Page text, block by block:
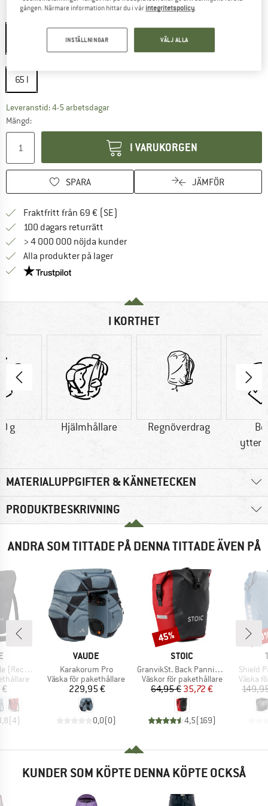
Färg: Black / Carmine
65 l
Leveranstid: 4-5 arbetsdagarLänken öppnas i en inforuta och innehåller
Mängd:
I VARUKORGEN
SPARA JÄMFÖR
Fraktfritt från 69 € (SE)
100 dagars returrätt
> 4 000 000 nöjda kunder
Alla produkter på lager
Trust Pilot-garanti - hitta all information här!
I KORTHET
g Hjälmhållare Regnöverdrag
MATERIALUPPGIFTER & KÄNNETECKEN
PRODUKTBESKRIVNING
ANDRA SOM TITTADE PÅ DENNA TITTADE ÄVEN PÅ
(4)
VARUMÄRKE
VAUDE
Produkter
Karakorum Pro
Produktgrupp
Väska för pakethållare
Pris
229,95 €
0,0(0)
VARUMÄRKE
STOIC
Produkter
GranvikSt. Back Pannier 22
Produktgrupp
Väskor för pakethållare
Pris
64,95 €Reducerat pris
35,72 €
4,5( 169)
Rabatt
45%
Shield
Väska
KUNDER SOM KÖPTE DENNA KÖPTE OCKSÅ
gången. Närmare information hittar du i vår integritetspolicy.
INSTÄLLNINGAR VÄLJ ALLA